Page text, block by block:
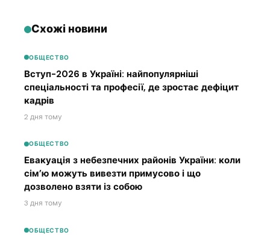
Схожі новини
ОБЩЕСТВО
Вступ-2026 в Україні: найпопулярніші
спеціальності та професії, де зростає дефіцит
кадрів
2 дня тому
ОБЩЕСТВО
Евакуація з небезпечних районів України: коли
сім’ю можуть вивезти примусово і що
дозволено взяти із собою
3 дня тому
ОБЩЕСТВО